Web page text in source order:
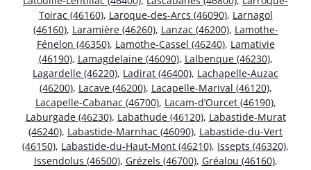
Toirac (46160), Laroque-des-Arcs (46090), Larnagol
(46160), Laramière (46260), Lanzac (46200), Lamothe-
Fénelon (46350), Lamothe-Cassel (46240), Lamativie
(46190), Lamagdelaine (46090), Lalbenque (46230),
Lagardelle (46220), Ladirat (46400), Lachapelle-Auzac
(46200), Lacave (46200), Lacapelle-Marival (46120),
Lacapelle-Cabanac (46700), Lacam-d’Ourcet (46190),
Laburgade (46230), Labathude (46120), Labastide-Murat
(46240), Labastide-Marnhac (46090), Labastide-du-Vert
(46150), Labastide-du-Haut-Mont (46210), Issepts (46320),
Issendolus (46500), Grézels (46700), Gréalou (46160),